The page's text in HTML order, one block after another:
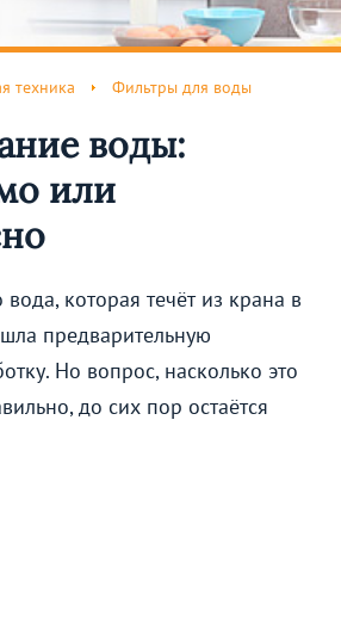
техника Фильтры для воды
воды:
или
вода, которая течёт из крана в
предварительную
Но вопрос, насколько это
до сих пор остаётся